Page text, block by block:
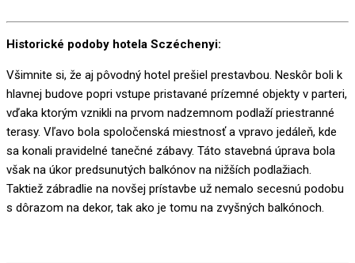
Historické podoby hotela Sczéchenyi:
Všimnite si, že aj pôvodný hotel prešiel prestavbou. Neskôr boli k
hlavnej budove popri vstupe pristavané prízemné objekty v parteri,
vďaka ktorým vznikli na prvom nadzemnom podlaží priestranné
terasy. Vľavo bola spoločenská miestnosť a vpravo jedáleň, kde
sa konali pravidelné tanečné zábavy. Táto stavebná úprava bola
však na úkor predsunutých balkónov na nižších podlažiach.
Taktiež zábradlie na novšej prístavbe už nemalo secesnú podobu
s dôrazom na dekor, tak ako je tomu na zvyšných balkónoch.